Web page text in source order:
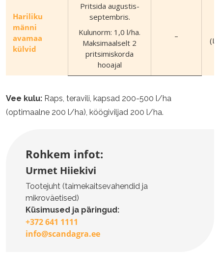
Hariliku
männi
avamaa
külvid
Pritsida augustis-
septembris.
Kulunorm: 1,0 l/ha.
Maksimaalselt 2
pritsimiskorda
hooajal
–
Vee kulu: Raps, teravili, kapsad 200-500 l/ha
(optimaalne 200 l/ha), köögiviljad 200 l/ha.
Rohkem infot:
Urmet Hiiekivi
Tootejuht (taimekaitsevahendid ja
mikroväetised)
Küsimused ja päringud:
+372 641 1111
info@scandagra.ee